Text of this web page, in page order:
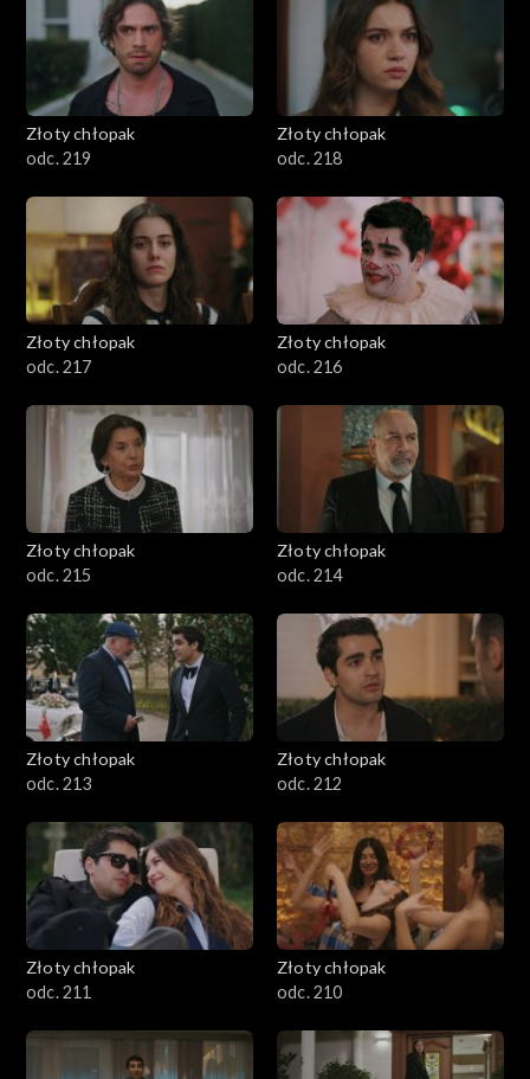
Złoty chłopak
odc. 219
Złoty chłopak
odc. 218
Złoty chłopak
odc. 217
Złoty chłopak
odc. 216
Złoty chłopak
odc. 215
Złoty chłopak
odc. 214
Złoty chłopak
odc. 213
Złoty chłopak
odc. 212
Złoty chłopak
odc. 211
Złoty chłopak
odc. 210